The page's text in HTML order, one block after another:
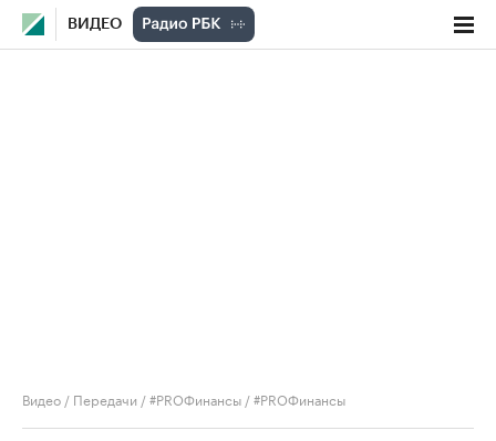
ВИДЕО
Видео / Передачи /#PROФинансы /#PROФинансы